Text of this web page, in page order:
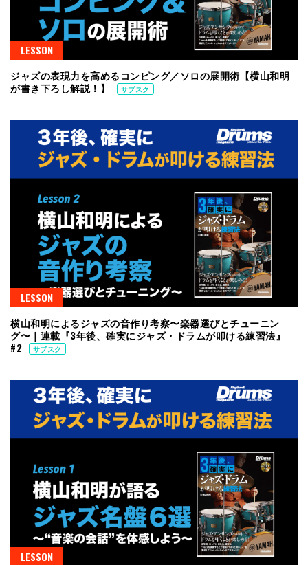
LESSON
ジャズの表現力を高めるコンピング／ソロの展開術【横山和明
が書き下ろし解説！】
サブスク
LESSON
横山和明によるジャズの音作り考察〜楽器選びとチューニン
グ〜｜連載『3年後、確実にジャズ・ドラムが叩ける練習法』
#2
サブスク
LESSON